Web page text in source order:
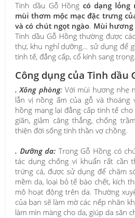
Tinh dầu Gỗ Hồngcó dạng lỏng
mùi thơm mộc mạc đặc trưng
và có chút ngọt ngào. Mùi hương
Tinh dầu Gỗ Hồng thường được
thự, khu nghỉ dưỡng… sử dụng để
tinh tế, đẳng cấp, cổ kính sang trọng.
Công dụng của Tinh dầu
. Xông phòng: Với mùi hương nhẹ
lẫn vị nồng ấm của gỗ và thoáng
hồng mang lại đẳng cấp tinh tế
giãn, giảm căng thẳng, chống
thiện đời sống tinh thần vợ chồng.
. Dưỡng da: Trong Gỗ Hồng có
tác dụng chống vi khuẩn rất cần
trứng cá, được sử dụng để chăm
mềm da, loại bỏ tế bào chết, kích
mô hoạt động trên da. Thường
của bạn sẽ làm mờ các nếp nhăn
làm mìn màng cho da, giúp da săn